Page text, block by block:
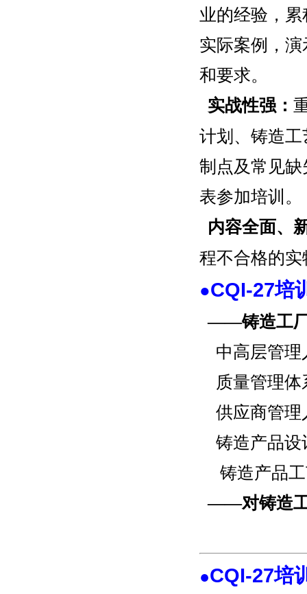
业的经验，
实际案例，
和要求。
实战性强：
计划、铸造
制点及常见
表参加培训。
内容全面、
程不合格的
●CQI-27培
——铸造工
中高层管理
质量管理体
供应商管理
铸造产品设
铸造产品
——对铸造
●CQI-27培